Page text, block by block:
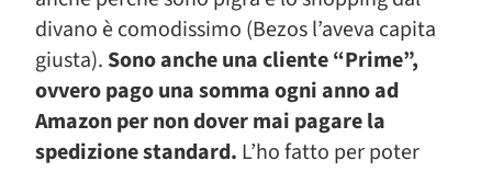
divano è comodissimo (Bezos l’aveva capita
giusta). Sono anche una cliente “Prime”,
ovvero pago una somma ogni anno ad
Amazon per non dover mai pagare la
spedizione standard. L’ho fatto per poter